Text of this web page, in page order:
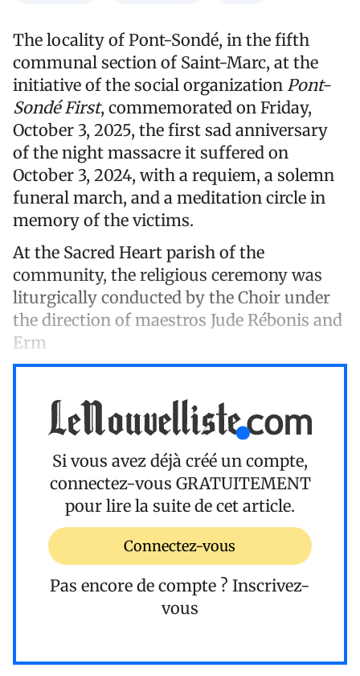
The locality of Pont-Sondé, in the fifth
communal section of Saint-Marc, at the
initiative of the social organization Pont-
Sondé First, commemorated on Friday,
October 3, 2025, the first sad anniversary
of the night massacre it suffered on
October 3, 2024, with a requiem, a solemn
funeral march, and a meditation circle in
memory of the victims.
At the Sacred Heart parish of the
community, the religious ceremony was
liturgically conducted by the Choir under
the direction of maestros Jude Rébonis and
Erm
Si vous avez déjà créé un compte,
connectez-vous GRATUITEMENT
pour lire la suite de cet article.
Connectez-vous
Pas encore de compte ? Inscrivez-
vous